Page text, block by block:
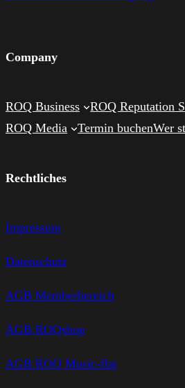
Company
ROQ Business
ROQ Reputation
ROQ Media
Termin buchenWer
Rechtliches
Impressum
Datenschutz
AGB Memberbereich
AGB ROQshop
AGB ROQ Music-flat